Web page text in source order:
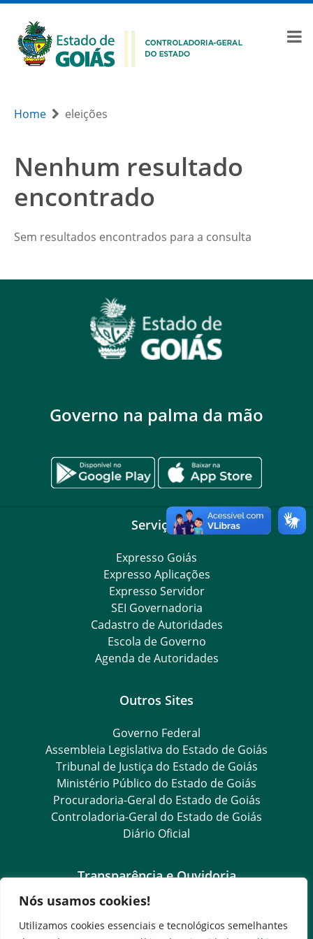
Nós usamos cookies!
Utilizamos cookies essenciais e tecnológicos semelhantes
Home eleições
Nenhum resultado
encontrado
Sem resultados encontrados para a consulta
Governo na palma da mão
Serviços
Expresso Goiás
Expresso Aplicações
Expresso Servidor
SEI Governadoria
Cadastro de Autoridades
Escola de Governo
Agenda de Autoridades
Outros Sites
Governo Federal
Assembleia Legislativa do Estado de Goiás
Tribunal de Justiça do Estado de Goiás
Ministério Público do Estado de Goiás
Procuradoria-Geral do Estado de Goiás
Controladoria-Geral do Estado de Goiás
Diário Oficial
Transparência e Ouvidoria
LGPD
Goiás Transparência